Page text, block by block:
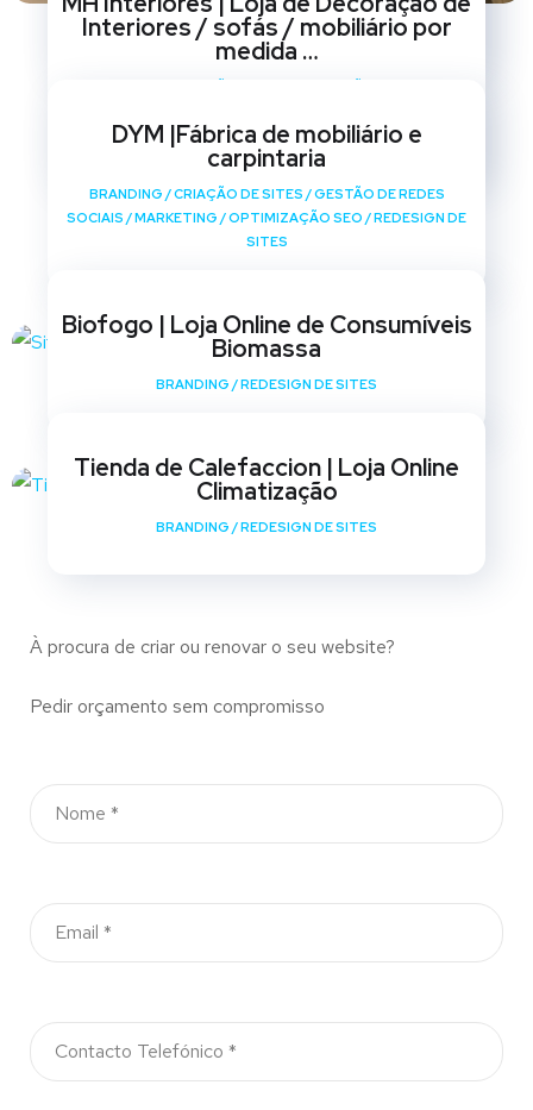
SOCIAIS /MARKETING OPTIMIZAÇÃO SEO/ REDESIGN DE
SITES
Interiores / sofás / mobiliário por
medida …
SITES
DYM |Fábrica de mobiliário e
carpintaria
BRANDING /CRIAÇÃO DE SITES /GESTÃO DE REDES
SOCIAIS /MARKETING /OPTIMIZAÇÃO SEO /REDESIGN DE
SITES
Biofogo | Loja Online de Consumíveis
Biomassa
BRANDING /REDESIGN DE SITES
Tienda de Calefaccion | Loja Online
Climatização
BRANDING /REDESIGN DE SITES
À procura de criar ou renovar o seu website?
Pedir orçamento sem compromisso